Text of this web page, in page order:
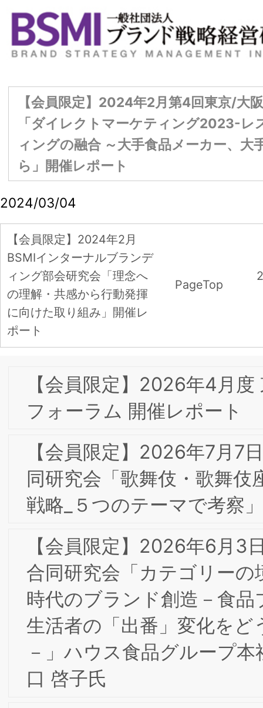
「ダイレクトマーケティング2023-レスポンスとブラン
ィングの融合 ～大手食品メーカー、大手アパレルの事例
ら」開催レポート
2024/03/04
【会員限定】2024年2月
BSMIインターナルブランデ
ィング部会研究会「理念へ
の理解・共感から行動発揮
に向けた取り組み」開催レ
ポート
【会員限定】2026年4月度 東京第27回
フォーラム 開催レポート
【会員限定】2026年7月7日第3回東阪合
同研究会「歌舞伎・歌舞伎座のブランド
【会員限定】2026年6月3日 第2回東阪
合同研究会「カテゴリーの境界が変わる
時代のブランド創造－食品ブランドは、
生活者の「出番」変化をどう捉えるか
－」ハウス食品グループ本社株式会社
口 啓子氏
『地域創生マーケティングとSDGｓ』
洋 編著)が日本マーケティング学会・日
本マーケティング本大賞2026にノミネ
ートされました
【会員限定】2026年3月17日 第8回東阪
合同研究会「コーポレートブランド構築
に向けたデジタル・Web広告」キヤノ
マーケティングジャパン株式会社 西田
健氏